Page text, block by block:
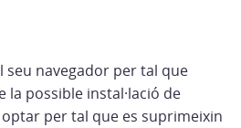
navegador per tal que
la possible instal·lació de
per tal que es suprimeixin